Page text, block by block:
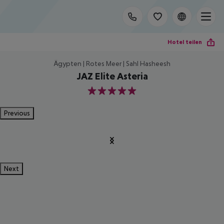
Hotel teilen
Ägypten | Rotes Meer | Sahl Hasheesh
JAZ Elite Asteria
5
Previous
Next